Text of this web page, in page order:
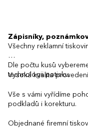
Zápisníky,
Všechny reklamní
Dle počtu kusů
technologii potisku.
Vysoká kvalita
Vše s vámi vyřídíme
podkladů i korekturu.
Objednané firemní